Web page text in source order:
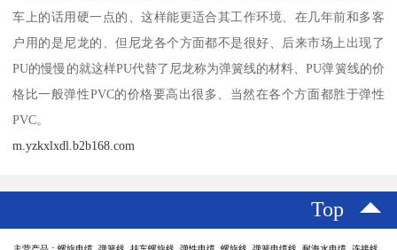
车上的话用硬一点的、这样能更适合其工作环境、在几年前和多客
户用的是尼龙的、但尼龙各个方面都不是很好、后来市场上出现了
PU的慢慢的就这样PU代替了尼龙称为弹簧线的材料、PU弹簧线的价
格比一般弹性PVC的价格要高出很多、当然在各个方面都胜于弹性
PVC。
m.yzkxlxdl.b2b168.com
Top